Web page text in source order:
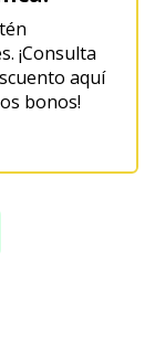
¡Consulta
aquí
bonos!